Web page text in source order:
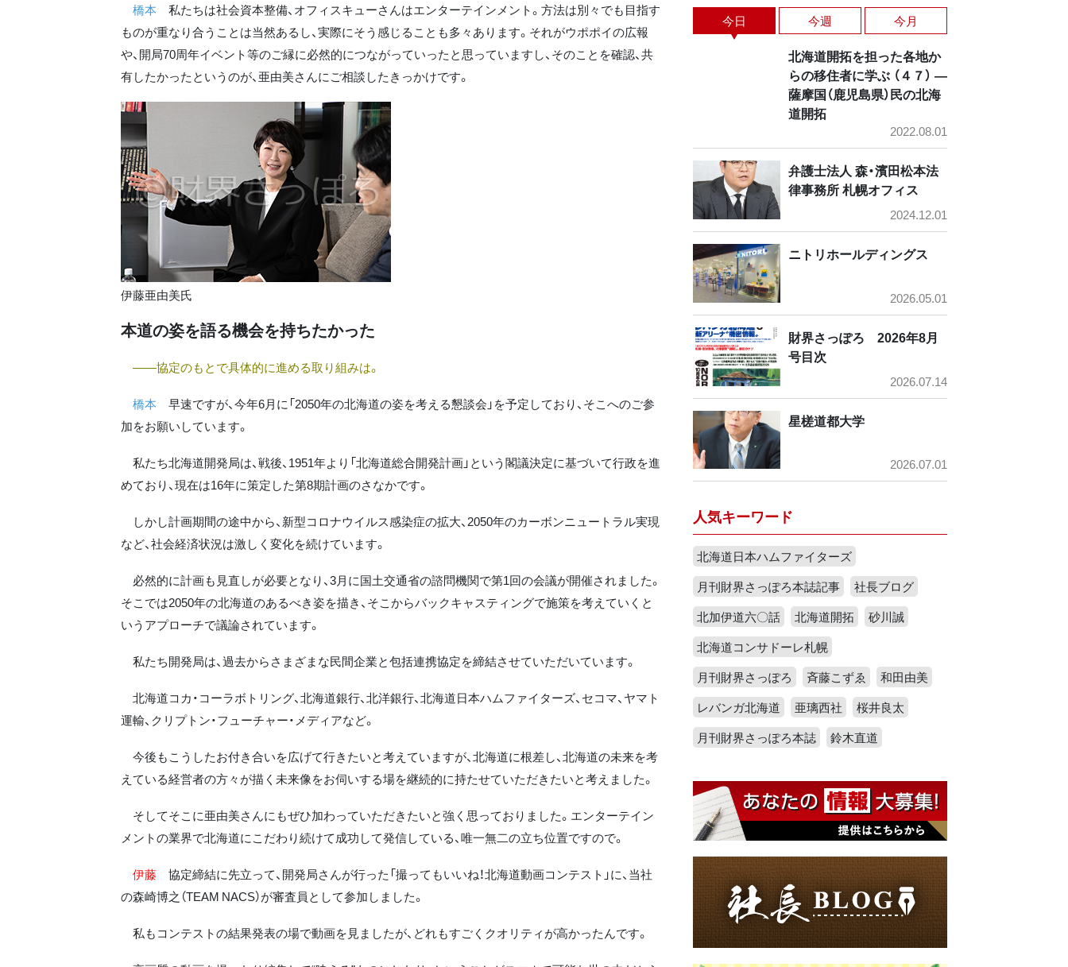
橋本 私たちは社会資本整備、オフィスキューさんはエンターテインメント。方法は別々でも目指す
ものが重なり合うことは当然あるし、実際にそう感じることも多々あります。それがウポポイの広報
や、開局70周年イベント等のご縁に必然的につながっていったと思っていますし、そのことを確認、共
有したかったというのが、亜由美さんにご相談したきっかけです。
伊藤亜由美氏
本道の姿を語る機会を持ちたかった
――協定のもとで具体的に進める取り組みは。
橋本 早速ですが、今年6月に「2050年の北海道の姿を考える懇談会」を予定しており、そこへのご参
加をお願いしています。
私たち北海道開発局は、戦後、1951年より「北海道総合開発計画」という閣議決定に基づいて行政を進
めており、現在は16年に策定した第8期計画のさなかです。
しかし計画期間の途中から、新型コロナウイルス感染症の拡大、2050年のカーボンニュートラル実現
など、社会経済状況は激しく変化を続けています。
必然的に計画も見直しが必要となり、3月に国土交通省の諮問機関で第1回の会議が開催されました。
そこでは2050年の北海道のあるべき姿を描き、そこからバックキャスティングで施策を考えていくと
いうアプローチで議論されています。
私たち開発局は、過去からさまざまな民間企業と包括連携協定を締結させていただいています。
北海道コカ・コーラボトリング、北海道銀行、北洋銀行、北海道日本ハムファイターズ、セコマ、ヤマト
運輸、クリプトン・フューチャー・メディアなど。
今後もこうしたお付き合いを広げて行きたいと考えていますが、北海道に根差し、北海道の未来を考
えている経営者の方々が描く未来像をお伺いする場を継続的に持たせていただきたいと考えました。
そしてそこに亜由美さんにもぜひ加わっていただきたいと強く思っておりました。エンターテイン
メントの業界で北海道にこだわり続けて成功して発信している、唯一無二の立ち位置ですので。
伊藤 協定締結に先立って、開発局さんが行った「撮ってもいいね！北海道動画コンテスト」に、当社
の森崎博之（TEAM NACS）が審査員として参加しました。
私もコンテストの結果発表の場で動画を見ましたが、どれもすごくクオリティが高かったんです。
今日 今週 今月
北海道開拓を担った各地か
らの移住者に学ぶ （４７） ―
薩摩国（鹿児島県）民の北海
道開拓
2022.08.01
弁護士法人 森・濱田松本法
律事務所 札幌オフィス
2024.12.01
ニトリホールディングス
2026.05.01
財界さっぽろ 2026年8月
号目次
2026.07.14
星槎道都大学
2026.07.01
人気キーワード
北海道日本ハムファイターズ
月刊財界さっぽろ本誌記事
社長ブログ
北加伊道六〇話
北海道開拓
砂川誠
北海道コンサドーレ札幌
月刊財界さっぽろ
斉藤こずゑ
和田由美
レバンガ北海道
亜璃西社
桜井良太
月刊財界さっぽろ本誌
鈴木直道